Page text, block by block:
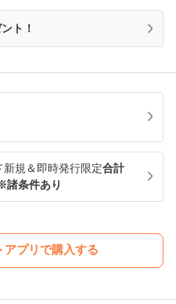
ト！
新規＆即時発行限定合計
諸条件あり
アプリで購入する